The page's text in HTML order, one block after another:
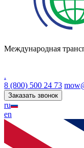
Международная
.
8 (800) 500 24 73
Заказать звонок
ru
en